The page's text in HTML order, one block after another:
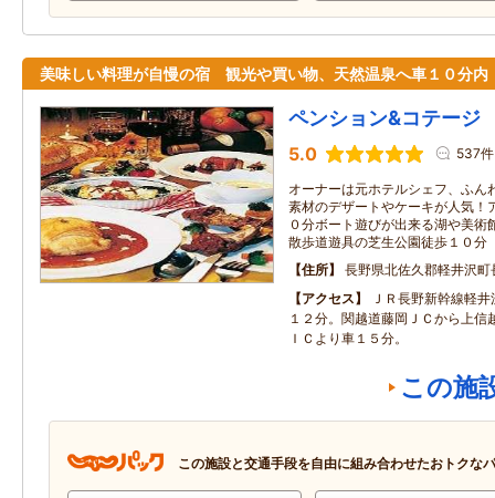
美味しい料理が自慢の宿 観光や買い物、天然温泉へ車１０分内
ペンション&コテー
5.0 537件
オーナーは元ホテルシェフ、ふん
素材のデザートやケーキが人気！
０分ボート遊びが出来る湖や美術
散歩道遊具の芝生公園徒歩１０分
住所
長野県北佐久郡軽井沢
アクセス
ＪＲ長野新幹線軽
１２分。関越道藤岡ＪＣから上信
ＩＣより車１５分。
この施
この施設と交通手段を自由に組み合わせたおトクな